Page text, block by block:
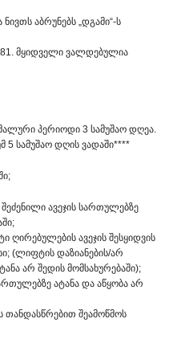
აბრუნებს „დგამი“-ს
მყიდველი ვალდებულია
პერიოდი 3 სამუშაო დღეა.
5 სამუშაო დღის ვადაში****
ავეჯის სართულებზე
ღირებულების ავეჯის შესყიდვის
(ლიფტის დაზიანების/არ
არ შედის მომსახურებაში);
ატანა და აწყობა არ
შეამოწმოს